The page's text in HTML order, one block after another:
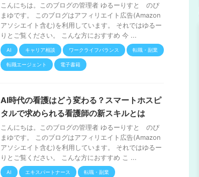
こんにちは。このブログの管理者 ゆるーりすと のぴ
まゆです。 このブログはアフィリエイト広告(Amazon
アソシエイト含む)を利用しています。 それではゆるー
りとご覧ください。 こんな方におすすめ 今 ...
AI キャリア相談 ワークライフバランス 転職・副業
転職エージェント 電子書籍
AI時代の看護はどう変わる？スマートホスピ
タルで求められる看護師の新スキルとは
こんにちは。このブログの管理者 ゆるーりすと のぴ
まゆです。 このブログはアフィリエイト広告(Amazon
アソシエイト含む)を利用しています。 それではゆるー
りとご覧ください。 こんな方におすすめ こ ...
AI エキスパートナース 転職・副業